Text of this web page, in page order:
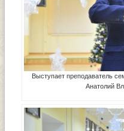
Выступает преподаватель
Анатолий